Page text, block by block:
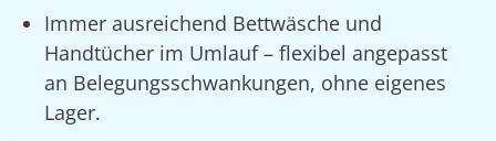
Immer ausreichend Bettwäsche und
Handtücher im Umlauf – flexibel angepasst
an Belegungsschwankungen, ohne eigenes
Lager.